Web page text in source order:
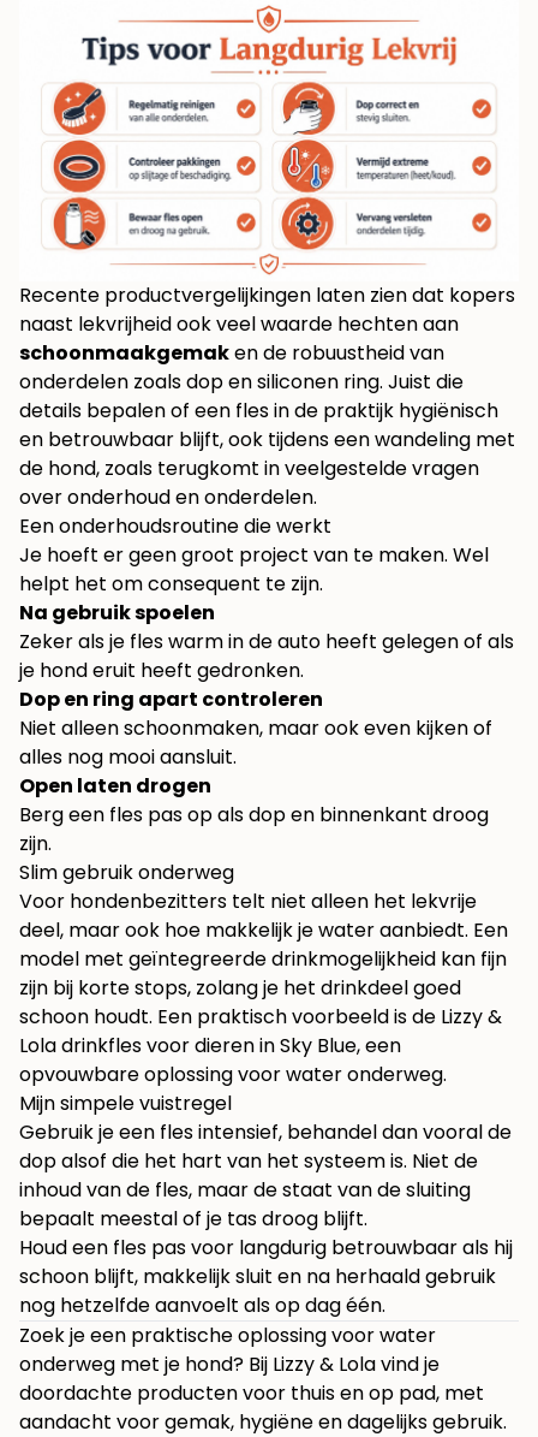
Recente productvergelijkingen laten zien dat kopers
naast lekvrijheid ook veel waarde hechten aan
schoonmaakgemaken de robuustheid van
onderdelen zoals dop en siliconen ring. Juist die
details bepalen of een fles in de praktijk hygiënisch
en betrouwbaar blijft, ook tijdens een wandeling met
de hond, zoals terugkomt inveelgestelde vragen
over onderhoud en onderdelen.
Een onderhoudsroutine die werkt
Je hoeft er geen groot project van te maken. Wel
helpt het om consequent te zijn.
Na gebruik spoelen
Zeker als je fles warm in de auto heeft gelegen of als
je hond eruit heeft gedronken.
Dop en ring apart controleren
Niet alleen schoonmaken, maar ook even kijken of
alles nog mooi aansluit.
Open laten drogen
Berg een fles pas op als dop en binnenkant droog
zijn.
Slim gebruik onderweg
Voor hondenbezitters telt niet alleen het lekvrije
deel, maar ook hoe makkelijk je water aanbiedt. Een
model met geïntegreerde drinkmogelijkheid kan fijn
zijn bij korte stops, zolang je het drinkdeel goed
schoon houdt. Een praktisch voorbeeld is de Lizzy &
Lola drinkfles voor dieren in Sky Blue, een
opvouwbare oplossing voor water onderweg.
Mijn simpele vuistregel
Gebruik je een fles intensief, behandel dan vooral de
dop alsof die het hart van het systeem is. Niet de
inhoud van de fles, maar de staat van de sluiting
bepaalt meestal of je tas droog blijft.
Houd een fles pas voor langdurig betrouwbaar als hij
schoon blijft, makkelijk sluit en na herhaald gebruik
nog hetzelfde aanvoelt als op dag één.
Zoek je een praktische oplossing voor water
onderweg met je hond? Bij Lizzy & Lolavind je
doordachte producten voor thuis en op pad, met
aandacht voor gemak, hygiëne en dagelijks gebruik.